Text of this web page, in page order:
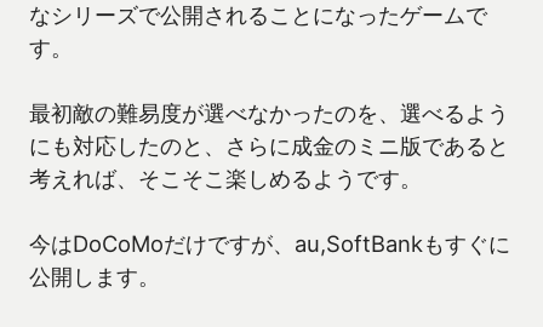
なシリーズで公開されることになったゲームで
す。
最初敵の難易度が選べなかったのを、選べるよう
にも対応したのと、さらに成金のミニ版であると
考えれば、そこそこ楽しめるようです。
今はDoCoMoだけですが、au,SoftBankもすぐに
公開します。